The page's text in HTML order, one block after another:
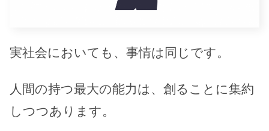
実社会においても、事情は同じです。
人間の持つ最大の能力は、創ることに集約
しつつあります。